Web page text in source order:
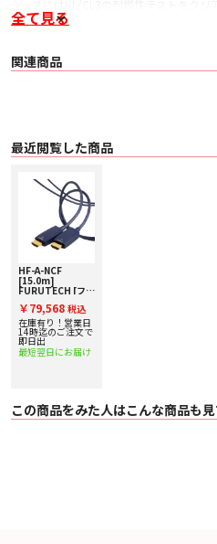
を軽減させる特殊な柔軟性PVCを採用。
内部の共振を防止し、高性能な制振効果を
ケーブルの太さは、直径約4.7mmと従来
く、軽量化を実現しました。
ーの絶縁は特殊なLSZH、他のα(Alpha)μ-
レン∔SKIN
〇 シールド2: 導電性アルミ箔シールド（
〇 シース: RoHS指令適合の特殊な柔軟性
※1.5mと3.0mのケーブル性能は弊社検証
※5.0M/7.5M/10M/15M/20M はATC 8K
ます。
低温処理＆特殊電磁界処理）を
施しています。
※NCFおよびロゴは、日本国およびその
登録商標または商標です。
全て見る
関連商品
最近閲覧した商品
HF-A-NCF
[15.0m]
FURUTECH [フル
8K/60p/48Gbps
対応HDMI光ケー
ブル
￥79,568 税込
在庫有り！営業日
14時迄のご注文で
即日出
最短翌日にお届け
この商品をみた人はこんな商品も